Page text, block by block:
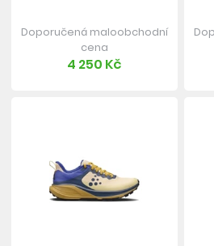
Doporučená maloobchodní
cena
4 250 Kč